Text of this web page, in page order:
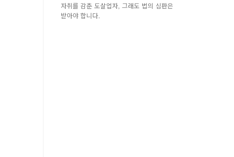
자취를 감춘 도살업자, 그래도 법의 심판은
받아야 합니다.